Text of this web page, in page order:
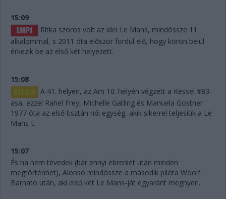
15:09
Ritka szoros volt az idei Le Mans, mindössze 11.
alkalommal, s 2011 óta először fordul elő, hogy körön belül
érkezik be az első két helyezett.
15:08
A 41. helyen, az Am 10. helyén végzett a Kessel #83-
asa, ezzel Rahel Frey, Michelle Gatling és Manuela Gostner
1977 óta az első tisztán női egység, akik sikerrel teljesítik a Le
Mans-t.
15:07
És ha nem tévedek (bár ennyi ébrenlét után minden
megtörténhet), Alonso mindössze a második pilóta Woolf
Barnato után, aki első két Le Mans-ját egyaránt megnyeri.